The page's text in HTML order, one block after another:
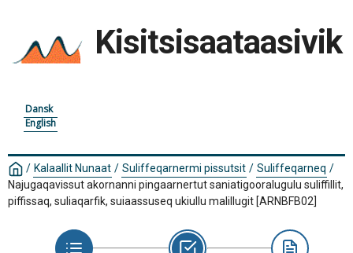
Kisitsisaataasivik
Dansk
English
/ Kalaallit Nunaat / Suliffeqarnermi pissutsit / Suliffeqarneq /
Najugaqavissut akornanni pingaarnertut saniatigooralugulu suliffillit,
piffissaq, suliaqarfik, suiaassuseq ukiullu malillugit [ARNBFB02]